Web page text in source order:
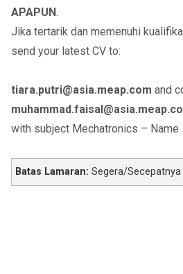
APAPUN.
Jika tertarik dan memenuhi
send your latest CV to:
tiara.putri@asia.meap.com and
with subject Mechatronics – Name
Batas Lamaran: Segera/Secepatnya